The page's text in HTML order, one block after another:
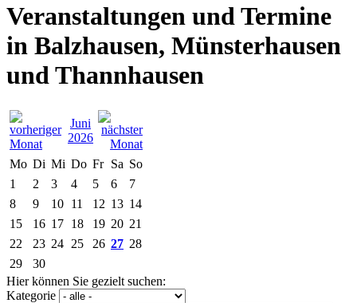
Veranstaltungen und Termine
in Balzhausen, Münsterhausen
und Thannhausen
Juni
2026
Mo Di Mi Do Fr Sa So
1
2 3 4 5 6
7
8
9 10 11 12 13 14
15
16 17 18 19 20 21
22
23 24 25 26 27 28
29
30
Hier können Sie gezielt suchen:
Kategorie